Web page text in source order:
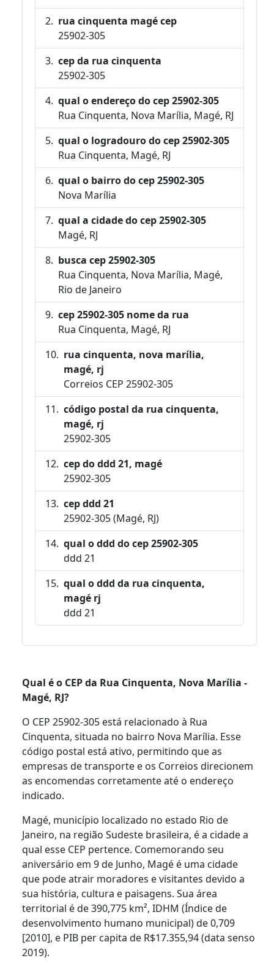
rua cinquenta magé cep
25902-305
cep da rua cinquenta
25902-305
qual o endereço do cep 25902-305
Rua Cinquenta, Nova Marília, Magé, RJ
qual o logradouro do cep 25902-305
Rua Cinquenta, Magé, RJ
qual o bairro do cep 25902-305
Nova Marília
qual a cidade do cep 25902-305
Magé, RJ
busca cep 25902-305
Rua Cinquenta, Nova Marília, Magé,
Rio de Janeiro
cep 25902-305 nome da rua
Rua Cinquenta, Magé, RJ
rua cinquenta, nova marília,
magé, rj
Correios CEP 25902-305
código postal da rua cinquenta,
magé, rj
25902-305
cep do ddd 21, magé
25902-305
cep ddd 21
25902-305 (Magé, RJ)
qual o ddd do cep 25902-305
ddd 21
qual o ddd da rua cinquenta,
magé rj
ddd 21
Qual é o CEP da Rua Cinquenta, Nova Marília -
Magé, RJ?
O CEP 25902-305 está relacionado à Rua
Cinquenta, situada no bairro Nova Marília. Esse
código postal está ativo, permitindo que as
empresas de transporte e os Correios direcionem
as encomendas corretamente até o endereço
indicado.
Magé, município localizado no estado Rio de
Janeiro, na região Sudeste brasileira, é a cidade a
qual esse CEP pertence. Comemorando seu
aniversário em 9 de Junho, Magé é uma cidade
que pode atrair moradores e visitantes devido a
sua história, cultura e paisagens. Sua área
territorial é de 390,775 km², IDHM (Índice de
desenvolvimento humano municipal) de 0,709
[2010], e PIB per capita de R$17.355,94 (data senso
2019).